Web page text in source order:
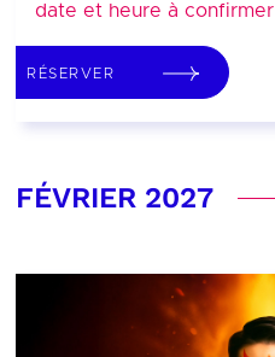
date et heure à confirmer
RÉSERVER
FÉVRIER 2027